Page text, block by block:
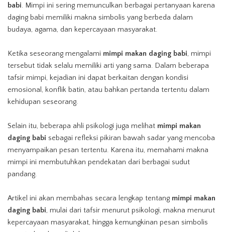
babi. Mimpi ini sering memunculkan berbagai pertanyaan karena
daging babi memiliki makna simbolis yang berbeda dalam
budaya, agama, dan kepercayaan masyarakat.
Ketika seseorang mengalami mimpi makan daging babi, mimpi
tersebut tidak selalu memiliki arti yang sama. Dalam beberapa
tafsir mimpi, kejadian ini dapat berkaitan dengan kondisi
emosional, konflik batin, atau bahkan pertanda tertentu dalam
kehidupan seseorang.
Selain itu, beberapa ahli psikologi juga melihat mimpi makan
daging babi sebagai refleksi pikiran bawah sadar yang mencoba
menyampaikan pesan tertentu. Karena itu, memahami makna
mimpi ini membutuhkan pendekatan dari berbagai sudut
pandang.
Artikel ini akan membahas secara lengkap tentang mimpi makan
daging babi, mulai dari tafsir menurut psikologi, makna menurut
kepercayaan masyarakat, hingga kemungkinan pesan simbolis